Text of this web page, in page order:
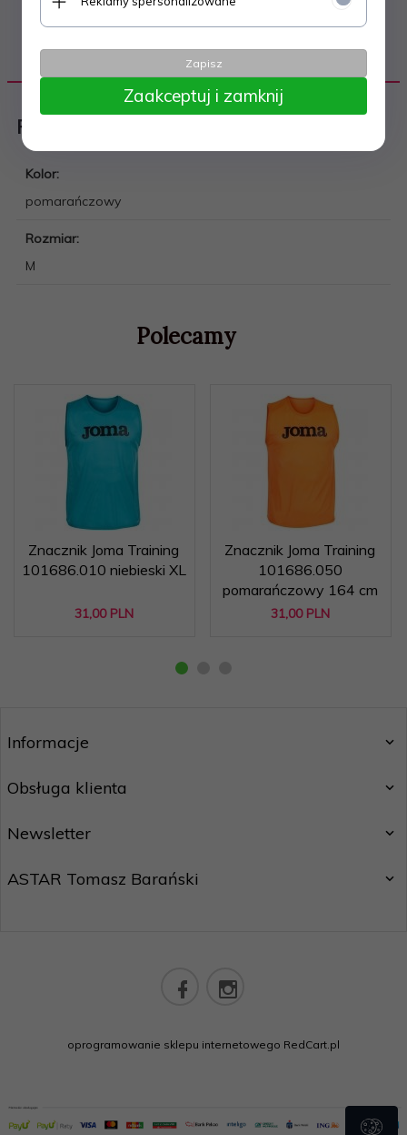
Piłka nożna
Kolor:
pomarańczowy
Rozmiar:
M
Polecamy
Znacznik Joma Training
101686.010 niebieski XL
31,00 PLN
Znacznik Joma Training
101686.050
pomarańczowy 164 cm
31,00 PLN
Informacje
Obsługa klienta
Newsletter
ASTAR Tomasz Barański
oprogramowanie sklepu internetowego RedCart.pl
Zapisz
Zaakceptuj i zamknij